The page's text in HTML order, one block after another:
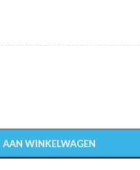
AAN WINKELWAGEN